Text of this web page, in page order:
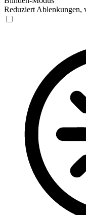
Reduziert Ablenkungen,